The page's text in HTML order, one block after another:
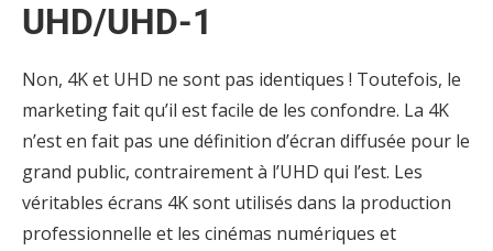
UHD/UHD-1
Non, 4K et UHD ne sont pas identiques ! Toutefois, le
marketing fait qu’il est facile de les confondre. La 4K
n’est en fait pas une définition d’écran diffusée pour le
grand public, contrairement à l’UHD qui l’est. Les
véritables écrans 4K sont utilisés dans la production
professionnelle et les cinémas numériques et